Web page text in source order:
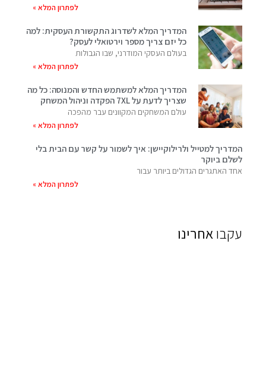
לפתרון המלא »
המדריך המלא לשדרוג התקשורת העסקית: למה
כל יזם צריך מספר וירטואלי לעסק?
בעולם העסקי המודרני, שבו הגבולות
לפתרון המלא »
המדריך המלא למשתמש החדש והמנוסה: כל מה
שצריך לדעת על 7XL הפקדה וניהול המשחק
עולם המשחקים המקוונים עבר מהפכה
לפתרון המלא »
המדריך למטייל ולרילוקיישן: איך לשמור על קשר עם הבית בלי
לשלם ביוקר
אחד האתגרים הגדולים ביותר עבור
לפתרון המלא »
עקבואחרינו